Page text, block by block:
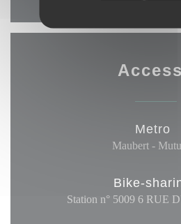
Metro
Maubert -
Bike-
Station n° 5009 6 RUE